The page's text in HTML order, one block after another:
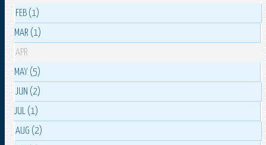
FEB (1)
MAR (1)
APR
MAY (5)
JUN (2)
JUL (1)
AUG (2)